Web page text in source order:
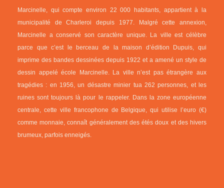
Marcinelle, qui compte environ 22 000 habitants, appartient à la
municipalité de Charleroi depuis 1977. Malgré cette annexion,
Marcinelle a conservé son caractère unique. La ville est célèbre
parce que c’est le berceau de la maison d’édition Dupuis, qui
imprime des bandes dessinées depuis 1922 et a amené un style de
dessin appelé école Marcinelle. La ville n’est pas étrangère aux
tragédies : en 1956, un désastre minier tua 262 personnes, et les
ruines sont toujours là pour le rappeler. Dans la zone européenne
centrale, cette ville francophone de Belgique, qui utilise l’euro (€)
comme monnaie, connaît généralement des étés doux et des hivers
brumeux, parfois enneigés.